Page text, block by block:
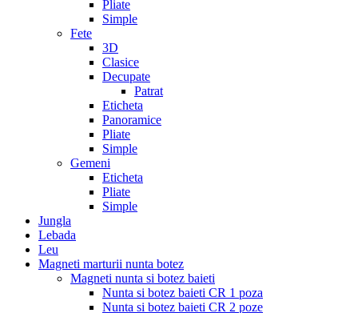
Pliate
Simple
Fete
3D
Clasice
Decupate
Patrat
Eticheta
Panoramice
Pliate
Simple
Gemeni
Eticheta
Pliate
Simple
Jungla
Lebada
Leu
Magneti marturii nunta botez
Magneti nunta si botez baieti
Nunta si botez baieti CR 1 poza
Nunta si botez baieti CR 2 poze